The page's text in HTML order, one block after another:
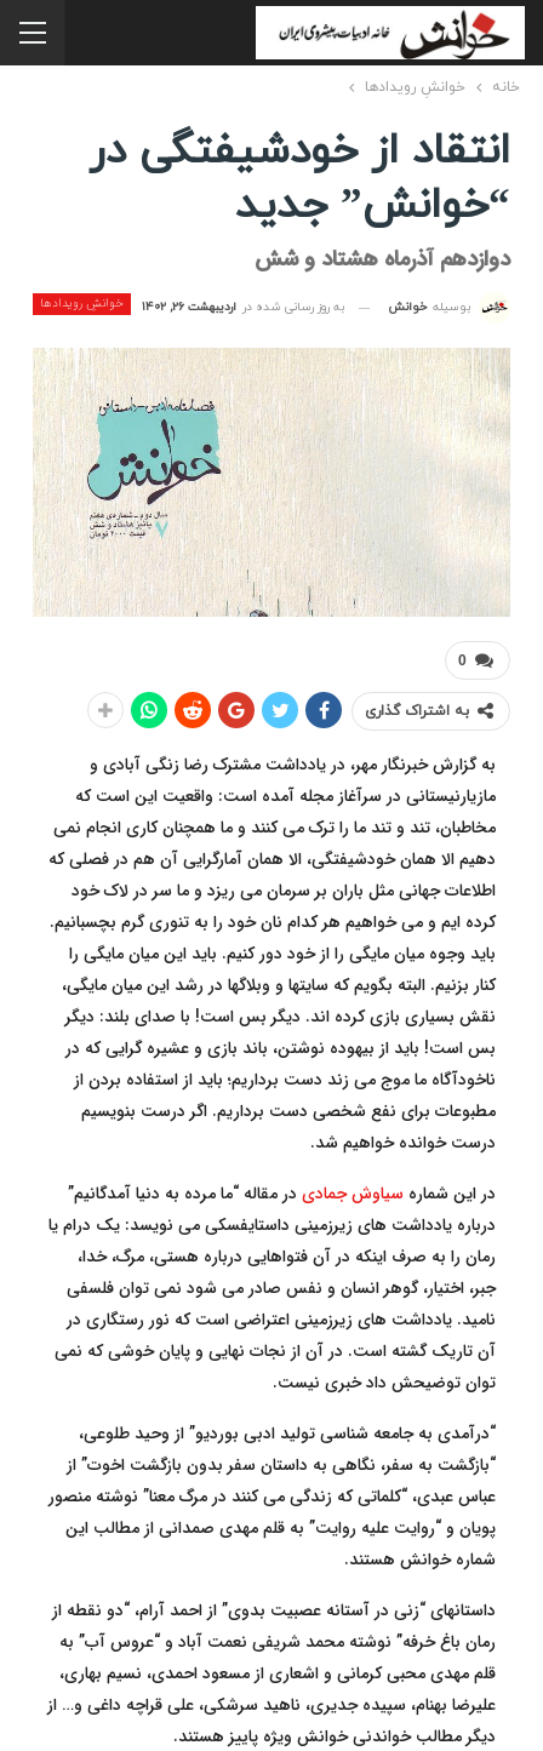
خانه خوانشِ رویدادها
انتقاد از خودشیفتگی در
“خوانش” جدید
دوازدهم آذرماه هشتاد و شش
خوانشِ رویدادها بوسیله خوانش به روز رسانی شده در اردیبهشت ۲۶, ۱۴۰۲
0
به اشتراک گذاری
به گزارش خبرنگار مهر، در یادداشت مشترک رضا زنگی آبادی و
مازیارنیستانی در سرآغاز مجله آمده است: واقعیت این است که
مخاطبان، تند و تند ما را ترک می کنند و ما همچنان کاری انجام نمی
دهیم الا همان خودشیفتگی، الا همان آمارگرایی آن هم در فصلی که
اطلاعات جهانی مثل باران بر سرمان می ریزد و ما سر در لاک خود
کرده ایم و می خواهیم هر کدام نان خود را به تنوری گرم بچسبانیم.
باید وجوه میان مایگی را از خود دور کنیم. باید این میان مایگی را
کنار بزنیم. البته بگویم که سایتها و وبلاگها در رشد این میان مایگی،
نقش بسیاری بازی کرده اند. دیگر بس است! با صدای بلند: دیگر
بس است! باید از بیهوده نوشتن، باند بازی و عشیره گرایی که در
ناخودآگاه ما موج می زند دست برداریم؛ باید از استفاده بردن از
مطبوعات برای نفع شخصی دست برداریم. اگر درست بنویسیم
درست خوانده خواهیم شد.
در این شماره سیاوش جمادی در مقاله “ما مرده به دنیا آمدگانیم”
درباره یادداشت های زیرزمینی داستایفسکی می نویسد: یک درام یا
رمان را به صرف اینکه در آن فتواهایی درباره هستی، مرگ، خدا،
جبر، اختیار، گوهر انسان و نفس صادر می شود نمی توان فلسفی
نامید. یادداشت های زیرزمینی اعتراضی است که نور رستگاری در
آن تاریک گشته است. در آن از نجات نهایی و پایان خوشی که نمی
توان توضیحش داد خبری نیست.
“درآمدی به جامعه شناسی تولید ادبی بوردیو” از وحید طلوعی،
“بازگشت به سفر، نگاهی به داستان سفر بدون بازگشت اخوت” از
عباس عبدی، “کلماتی که زندگی می کنند در مرگ معنا” نوشته منصور
پویان و “روایت علیه روایت” به قلم مهدی صمدانی از مطالب این
شماره خوانش هستند.
داستانهای “زنی در آستانه عصبیت بدوی” از احمد آرام، “دو نقطه از
رمان باغ خرفه” نوشته محمد شریفی نعمت آباد و “عروس آب” به
قلم مهدی محبی کرمانی و اشعاری از مسعود احمدی، نسیم بهاری،
علیرضا بهنام، سپیده جدیری، ناهید سرشکی، علی قراچه داغی و… از
دیگر مطالب خواندنی خوانش ویژه پاییز هستند.